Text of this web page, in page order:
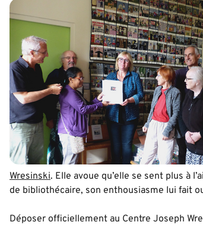
Wresinski. Elle avoue qu’elle se sent plus à
de bibliothécaire, son enthousiasme lui fait
Déposer officiellement au Centre Joseph